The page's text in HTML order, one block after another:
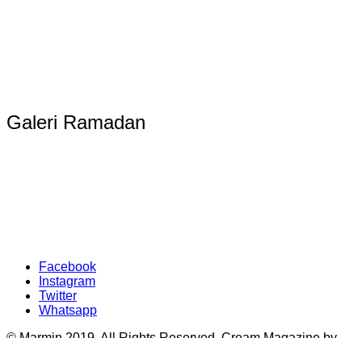
Galeri Ramadan
Facebook
Instagram
Twitter
Whatsapp